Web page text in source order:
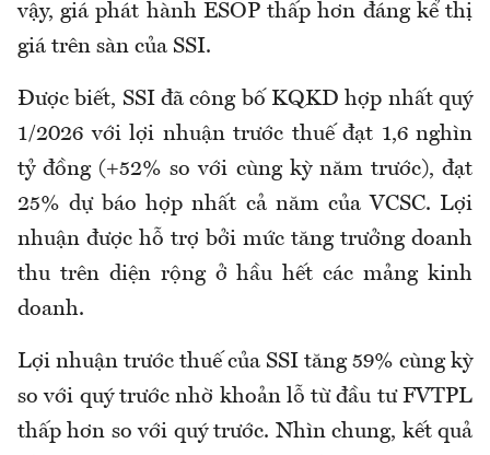
vậy, giá phát hành ESOP thấp hơn đáng kể thị
giá trên sàn của SSI.
Được biết, SSI đã công bố KQKD hợp nhất quý
1/2026 với lợi nhuận trước thuế đạt 1,6 nghìn
tỷ đồng (+52% so với cùng kỳ năm trước), đạt
25% dự báo hợp nhất cả năm của VCSC. Lợi
nhuận được hỗ trợ bởi mức tăng trưởng doanh
thu trên diện rộng ở hầu hết các mảng kinh
doanh.
Lợi nhuận trước thuế của SSI tăng 59% cùng kỳ
so với quý trước nhờ khoản lỗ từ đầu tư FVTPL
thấp hơn so với quý trước. Nhìn chung, kết quả